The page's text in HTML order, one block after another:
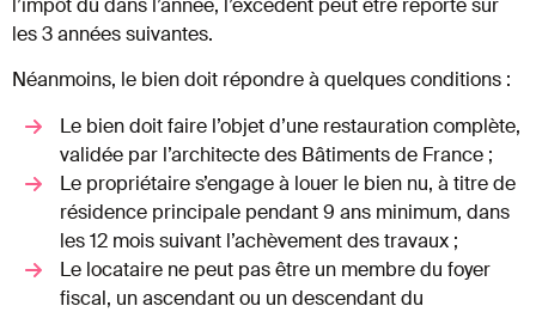
l’impôt dû dans l’année, l’excédent peut être reporté sur
les 3 années suivantes.
Néanmoins, le bien doit répondre à quelques conditions :
Le bien doit faire l’objet d’une restauration complète,
validée par l’architecte des Bâtiments de France ;
Le propriétaire s’engage à louer le bien nu, à titre de
résidence principale pendant 9 ans minimum, dans
les 12 mois suivant l’achèvement des travaux ;
Le locataire ne peut pas être un membre du foyer
fiscal, un ascendant ou un descendant du